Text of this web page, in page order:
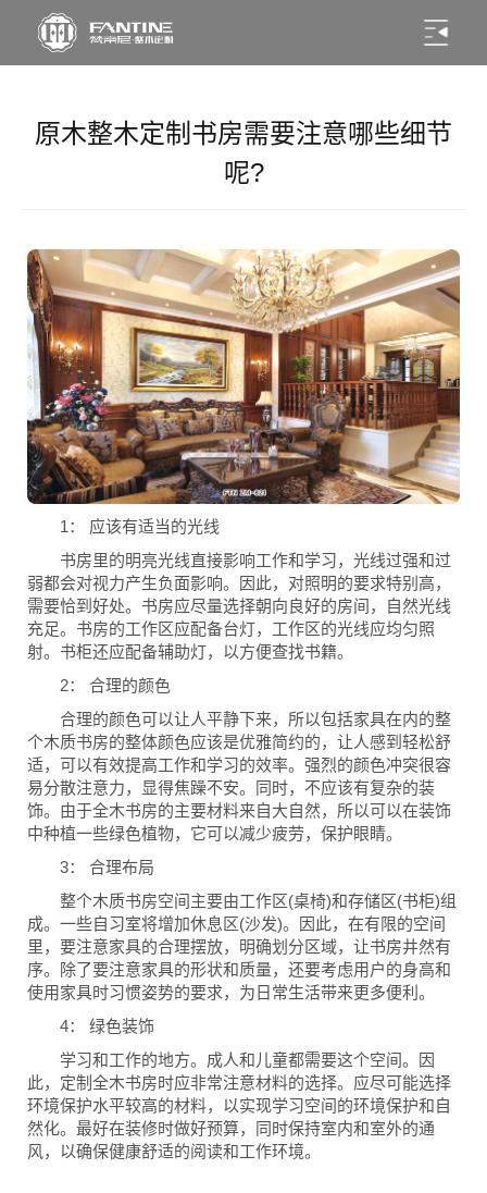
原木整木定制书房需要注意哪些细节
呢?
1： 应该有适当的光线
书房里的明亮光线直接影响工作和学习，光线过强和过
弱都会对视力产生负面影响。因此，对照明的要求特别高，
需要恰到好处。书房应尽量选择朝向良好的房间，自然光线
充足。书房的工作区应配备台灯，工作区的光线应均匀照
射。书柜还应配备辅助灯，以方便查找书籍。
2： 合理的颜色
合理的颜色可以让人平静下来，所以包括家具在内的整
个木质书房的整体颜色应该是优雅简约的，让人感到轻松舒
适，可以有效提高工作和学习的效率。强烈的颜色冲突很容
易分散注意力，显得焦躁不安。同时，不应该有复杂的装
饰。由于全木书房的主要材料来自大自然，所以可以在装饰
中种植一些绿色植物，它可以减少疲劳，保护眼睛。
3： 合理布局
整个木质书房空间主要由工作区(桌椅)和存储区(书柜)组
成。一些自习室将增加休息区(沙发)。因此，在有限的空间
里，要注意家具的合理摆放，明确划分区域，让书房井然有
序。除了要注意家具的形状和质量，还要考虑用户的身高和
使用家具时习惯姿势的要求，为日常生活带来更多便利。
4： 绿色装饰
学习和工作的地方。成人和儿童都需要这个空间。因
此，定制全木书房时应非常注意材料的选择。应尽可能选择
环境保护水平较高的材料，以实现学习空间的环境保护和自
然化。最好在装修时做好预算，同时保持室内和室外的通
风，以确保健康舒适的阅读和工作环境。